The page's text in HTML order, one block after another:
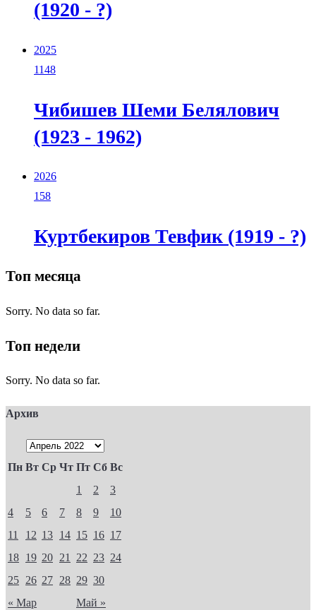
(1920 - ?)
2025
1148
Чибишев Шеми Белялович
(1923 - 1962)
2026
158
Куртбекиров Тевфик (1919 - ?)
Топ месяца
Sorry. No data so far.
Топ недели
Sorry. No data so far.
Архив
Пн Вт Ср Чт Пт Сб Вс
« Мар Май »
1 2
3
4
5 6 7 8 9
10
11
12 13 14 15 16 17
18 19 20 21 22 23 24
25 26 27 28 29 30